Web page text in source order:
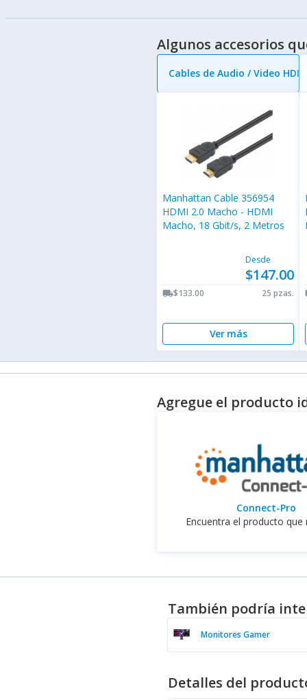
Algunos accesorios
Cables de Audio / Video
Manhattan Cable 356954
HDMI 2.0 Macho - HDMI
Macho, 18 Gbit/s, 2 Metros
Desde
$147.00
local_shipping$133.00 25 pzas.
Ver más
Agregue el producto
Connect-Pro
Encuentra el producto que
También podría
Monitores Gamer
Detalles del